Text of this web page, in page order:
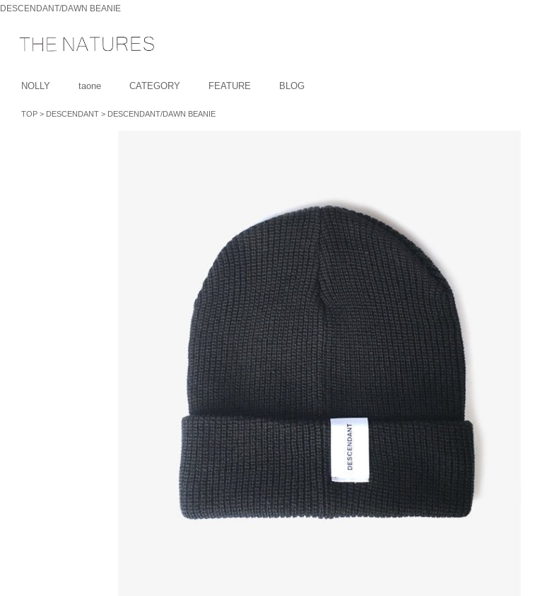
DESCENDANT/DAWN BEANIE
NOLLY taone CATEGORY FEATURE BLOG
TOP > DESCENDANT > DESCENDANT/DAWN BEANIE